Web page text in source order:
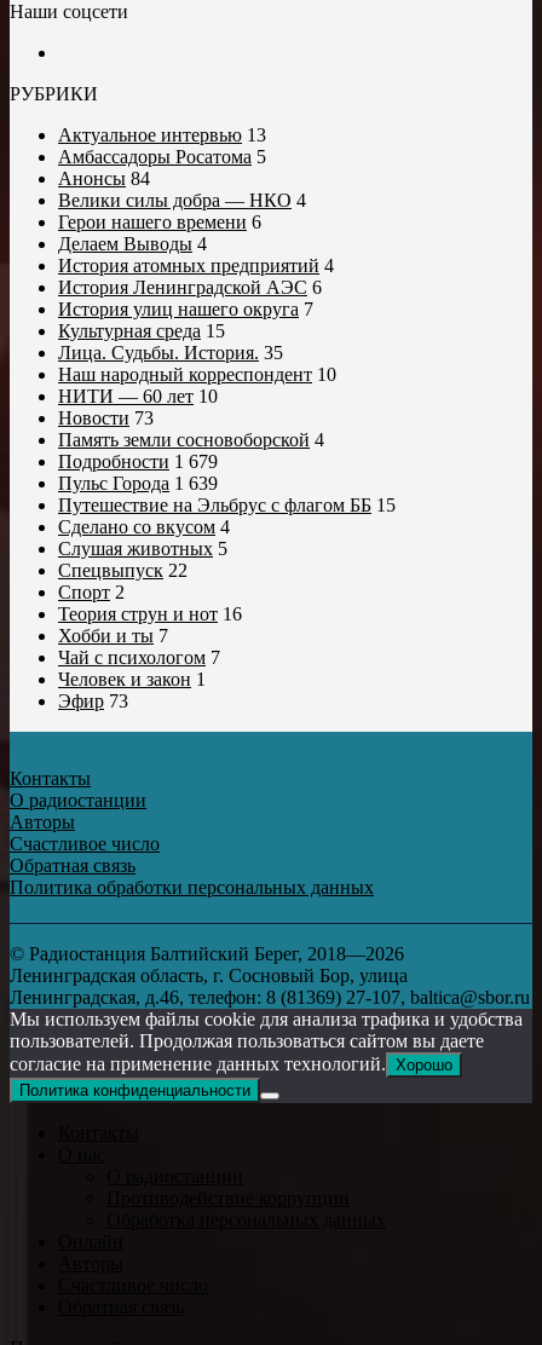
Наши соцсети
РУБРИКИ
Актуальное интервью 13
Амбассадоры Росатома 5
Анонсы 84
Велики силы добра — НКО 4
Герои нашего времени 6
Делаем Выводы 4
История атомных предприятий 4
История Ленинградской АЭС 6
История улиц нашего округа 7
Культурная среда 15
Лица. Судьбы. История. 35
Наш народный корреспондент 10
НИТИ — 60 лет 10
Новости 73
Память земли сосновоборской 4
Подробности 1 679
Пульс Города 1 639
Путешествие на Эльбрус с флагом ББ 15
Сделано со вкусом 4
Слушая животных 5
Спецвыпуск 22
Спорт 2
Теория струн и нот 16
Хобби и ты 7
Чай с психологом 7
Человек и закон 1
Эфир 73
Контакты
О радиостанции
Авторы
Счастливое число
Обратная связь
Политика обработки персональных данных
© Радиостанция Балтийский Берег, 2018—2026
Ленинградская область, г. Сосновый Бор, улица
Ленинградская, д.46, телефон: 8 (81369) 27-107, baltica@sbor.ru
Мы используем файлы cookie для анализа трафика и удобства
пользователей. Продолжая пользоваться сайтом вы даете
согласие на применение данных технологий. Хорошо
Политика конфиденциальности